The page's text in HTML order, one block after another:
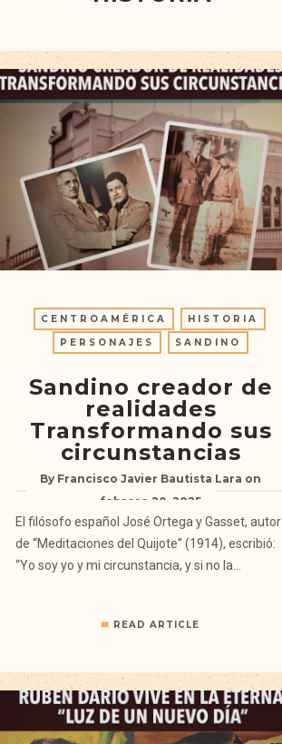
CENTROAMÉRICA
HISTORIA
PERSONAJES
SANDINO
Sandino creador de
realidades
Transformando sus
circunstancias
By Francisco Javier Bautista Lara on
febrero 20, 2025
El filósofo español José Ortega y Gasset, autor
de “Meditaciones del Quijote” (1914), escribió:
“Yo soy yo y mi circunstancia, y si no la…
READ ARTICLE